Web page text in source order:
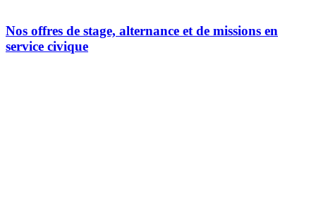
Nos offres de stage, alternance et de missions en
service civique